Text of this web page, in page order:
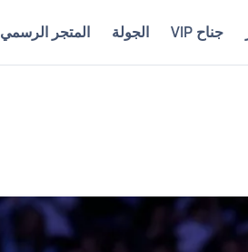
جناح VIP الجولة المتجر الرسمي